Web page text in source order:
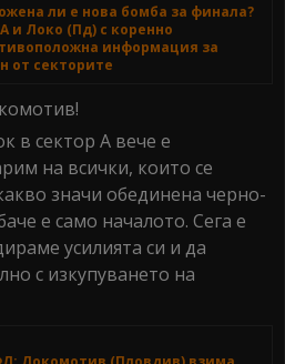
ли е нова бомба за финала?
и Локо (Пд) с коренно
информация за
от секторите
в сектор А вече е
на всички, които се
значи обединена черно-
е само началото. Сега е
усилията си и да
с изкупуването на